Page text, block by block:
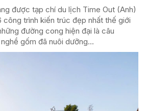
được tạp chí du lịch Time Out (Anh)
công trình kiến trúc đẹp nhất thế giới
đường cong hiện đại là câu
gốm đã nuôi dưỡng...